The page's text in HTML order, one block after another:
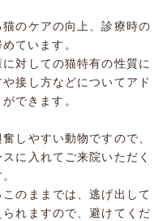
のケアの向上、診療時の
ています。
対しての猫特有の性質に
接し方などについてアド
できます。
しやすい動物ですので、
に入れてご来院いただく
のままでは、逃げ出して
られますので、避けてくだ